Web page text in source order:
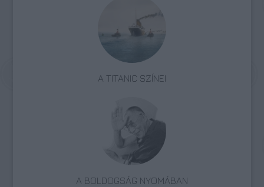
A TITANIC SZÍNEI
A BOLDOGSÁG NYOMÁBAN